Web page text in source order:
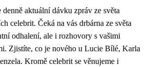
denně aktuální dávku zpráv ze světa
celebrit. Čeká na vás drbárna ze světa
odhalení, ale i rozhovory s vašimi
Zjistíte, co je nového u Lucie Bílé, Karla
Kromě celebrit se věnujeme i